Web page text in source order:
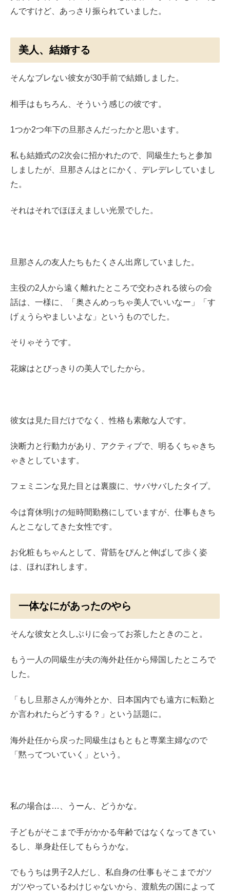
んですけど、あっさり振られていました。
美人、結婚する
そんなブレない彼女が30手前で結婚しました。
相手はもちろん、そういう感じの彼です。
1つか2つ年下の旦那さんだったかと思います。
私も結婚式の2次会に招かれたので、同級生たちと参加
しましたが、旦那さんはとにかく、デレデレしていまし
た。
それはそれでほほえましい光景でした。
旦那さんの友人たちもたくさん出席していました。
主役の2人から遠く離れたところで交わされる彼らの会
話は、一様に、「奥さんめっちゃ美人でいいなー」「す
げぇうらやましいよな」というものでした。
そりゃそうです。
花嫁はとびっきりの美人でしたから。
彼女は見た目だけでなく、性格も素敵な人です。
決断力と行動力があり、アクティブで、明るくちゃきち
ゃきとしています。
フェミニンな見た目とは裏腹に、サバサバしたタイプ。
今は育休明けの短時間勤務にしていますが、仕事もきち
んとこなしてきた女性です。
お化粧もちゃんとして、背筋をぴんと伸ばして歩く姿
は、ほれぼれします。
一体なにがあったのやら
そんな彼女と久しぶりに会ってお茶したときのこと。
もう一人の同級生が夫の海外赴任から帰国したところで
した。
「もし旦那さんが海外とか、日本国内でも遠方に転勤と
か言われたらどうする？」という話題に。
海外赴任から戻った同級生はもともと専業主婦なので
「黙ってついていく」という。
私の場合は…、うーん、どうかな。
子どもがそこまで手がかかる年齢ではなくなってきてい
るし、単身赴任してもらうかな。
でもうちは男子2人だし、私自身の仕事もそこまでガツ
ガツやっているわけじゃないから、渡航先の国によって